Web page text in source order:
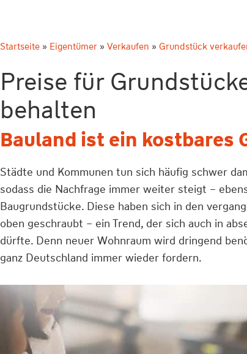
Startseite » Eigentümer » Verkaufen » Grundstück
Preise für
behalten
Bauland ist ein kostbares
Städte und Kommunen tun sich häufig schwer
sodass die Nachfrage immer weiter steigt –
Baugrundstücke. Diese haben sich in den
oben geschraubt – ein Trend, der sich auch in
dürfte. Denn neuer Wohnraum wird dringend
ganz Deutschland immer wieder fordern.